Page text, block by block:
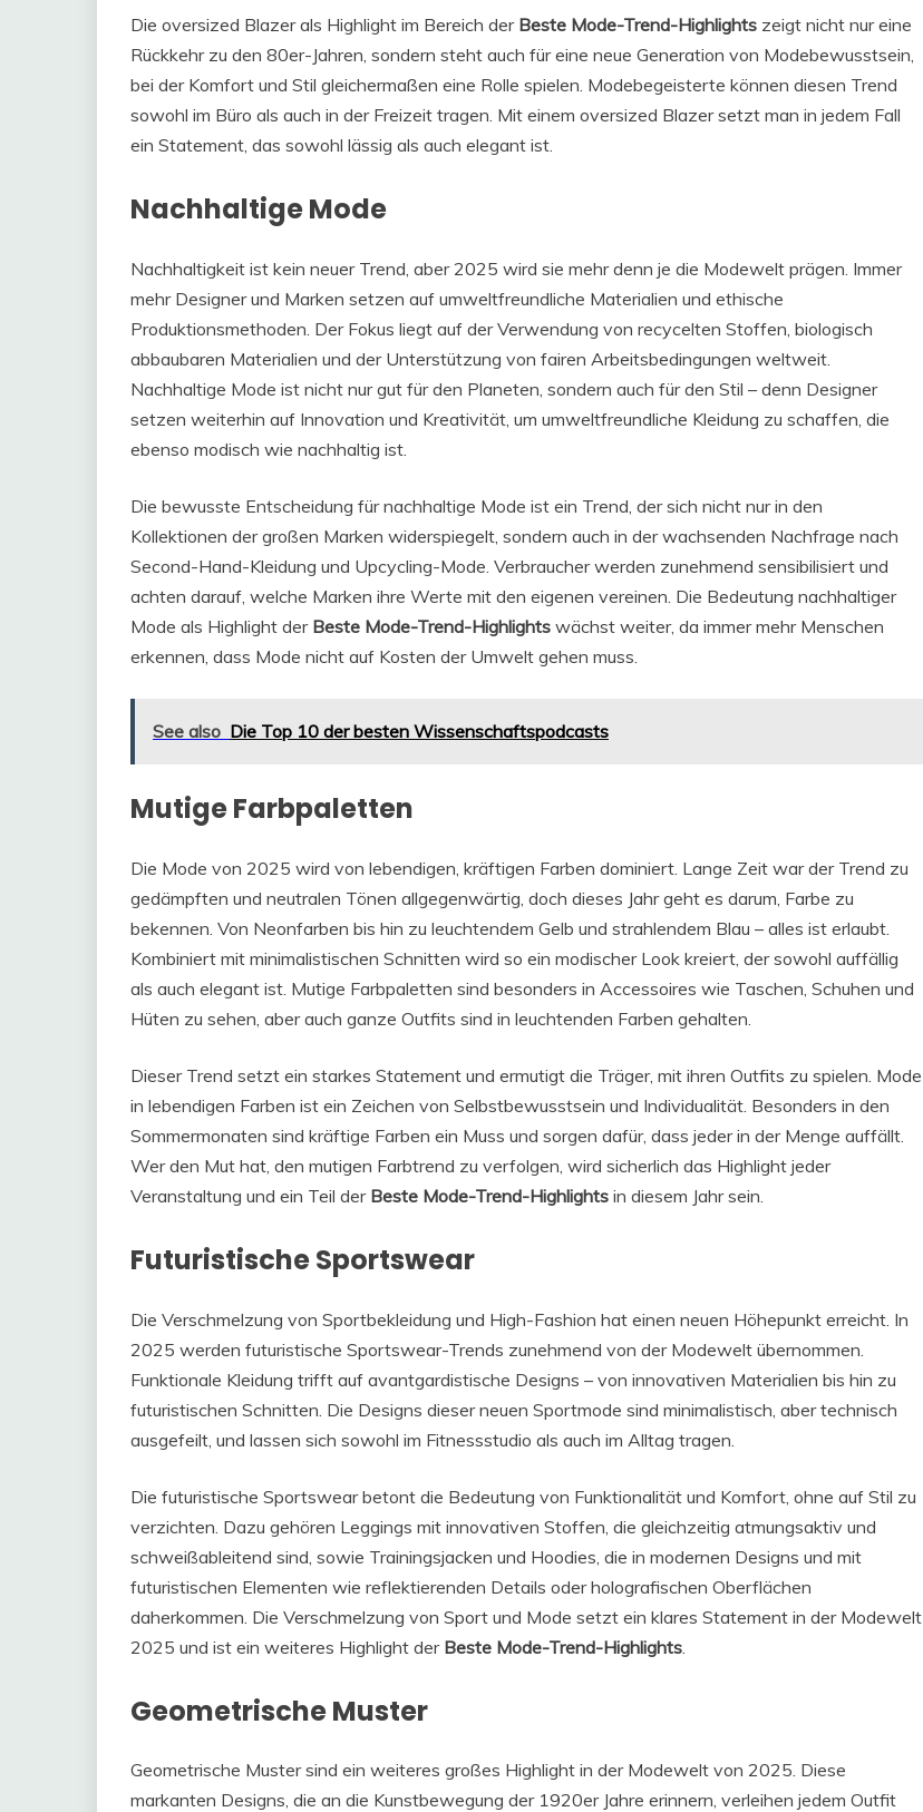
Die oversized Blazer als Highlight im Bereich der Beste Mode-Trend-Highlights zeigt nicht nur eine
Rückkehr zu den 80er-Jahren, sondern steht auch für eine neue Generation von Modebewusstsein,
bei der Komfort und Stil gleichermaßen eine Rolle spielen. Modebegeisterte können diesen Trend
sowohl im Büro als auch in der Freizeit tragen. Mit einem oversized Blazer setzt man in jedem Fall
ein Statement, das sowohl lässig als auch elegant ist.
Nachhaltige Mode
Nachhaltigkeit ist kein neuer Trend, aber 2025 wird sie mehr denn je die Modewelt prägen. Immer
mehr Designer und Marken setzen auf umweltfreundliche Materialien und ethische
Produktionsmethoden. Der Fokus liegt auf der Verwendung von recycelten Stoffen, biologisch
abbaubaren Materialien und der Unterstützung von fairen Arbeitsbedingungen weltweit.
Nachhaltige Mode ist nicht nur gut für den Planeten, sondern auch für den Stil – denn Designer
setzen weiterhin auf Innovation und Kreativität, um umweltfreundliche Kleidung zu schaffen, die
ebenso modisch wie nachhaltig ist.
Die bewusste Entscheidung für nachhaltige Mode ist ein Trend, der sich nicht nur in den
Kollektionen der großen Marken widerspiegelt, sondern auch in der wachsenden Nachfrage nach
Second-Hand-Kleidung und Upcycling-Mode. Verbraucher werden zunehmend sensibilisiert und
achten darauf, welche Marken ihre Werte mit den eigenen vereinen. Die Bedeutung nachhaltiger
Mode als Highlight der Beste Mode-Trend-Highlights wächst weiter, da immer mehr Menschen
erkennen, dass Mode nicht auf Kosten der Umwelt gehen muss.
See also Die Top 10 der besten Wissenschaftspodcasts
Mutige Farbpaletten
Die Mode von 2025 wird von lebendigen, kräftigen Farben dominiert. Lange Zeit war der Trend zu
gedämpften und neutralen Tönen allgegenwärtig, doch dieses Jahr geht es darum, Farbe zu
bekennen. Von Neonfarben bis hin zu leuchtendem Gelb und strahlendem Blau – alles ist erlaubt.
Kombiniert mit minimalistischen Schnitten wird so ein modischer Look kreiert, der sowohl auffällig
als auch elegant ist. Mutige Farbpaletten sind besonders in Accessoires wie Taschen, Schuhen und
Hüten zu sehen, aber auch ganze Outfits sind in leuchtenden Farben gehalten.
Dieser Trend setzt ein starkes Statement und ermutigt die Träger, mit ihren Outfits zu spielen. Mode
in lebendigen Farben ist ein Zeichen von Selbstbewusstsein und Individualität. Besonders in den
Sommermonaten sind kräftige Farben ein Muss und sorgen dafür, dass jeder in der Menge auffällt.
Wer den Mut hat, den mutigen Farbtrend zu verfolgen, wird sicherlich das Highlight jeder
Veranstaltung und ein Teil der Beste Mode-Trend-Highlights in diesem Jahr sein.
Futuristische Sportswear
Die Verschmelzung von Sportbekleidung und High-Fashion hat einen neuen Höhepunkt erreicht. In
2025 werden futuristische Sportswear-Trends zunehmend von der Modewelt übernommen.
Funktionale Kleidung trifft auf avantgardistische Designs – von innovativen Materialien bis hin zu
futuristischen Schnitten. Die Designs dieser neuen Sportmode sind minimalistisch, aber technisch
ausgefeilt, und lassen sich sowohl im Fitnessstudio als auch im Alltag tragen.
Die futuristische Sportswear betont die Bedeutung von Funktionalität und Komfort, ohne auf Stil zu
verzichten. Dazu gehören Leggings mit innovativen Stoffen, die gleichzeitig atmungsaktiv und
schweißableitend sind, sowie Trainingsjacken und Hoodies, die in modernen Designs und mit
futuristischen Elementen wie reflektierenden Details oder holografischen Oberflächen
daherkommen. Die Verschmelzung von Sport und Mode setzt ein klares Statement in der Modewelt
2025 und ist ein weiteres Highlight der Beste Mode-Trend-Highlights
Geometrische Muster
Geometrische Muster sind ein weiteres großes Highlight in der Modewelt von 2025. Diese
markanten Designs, die an die Kunstbewegung der 1920er Jahre erinnern, verleihen jedem Outfit